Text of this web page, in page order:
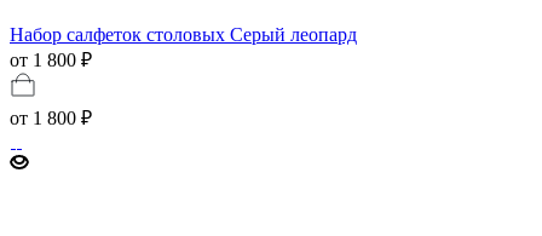
Набор салфеток столовых Серый леопард
от 1 800 ₽
от 1 800 ₽